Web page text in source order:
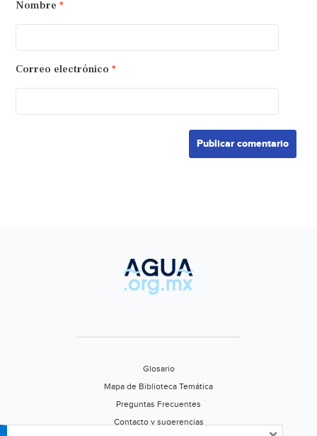
Nombre *
Correo electrónico *
Glosario
Mapa de Biblioteca Temática
Preguntas Frecuentes
Contacto y sugerencias